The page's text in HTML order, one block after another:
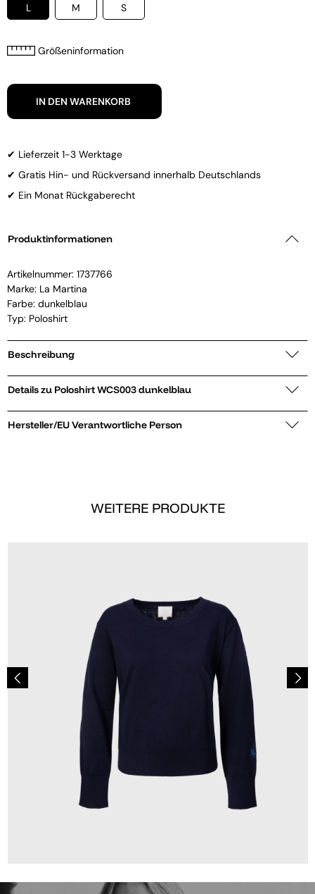
L M S
Größeninformation
IN DEN WARENKORB
✔ Lieferzeit 1-3 Werktage
✔ Gratis Hin- und Rückversand innerhalb Deutschlands
✔ Ein Monat Rückgaberecht
Produktinformationen
Artikelnummer: 1737766
Marke: La Martina
Farbe: dunkelblau
Typ: Poloshirt
Beschreibung
Details zu Poloshirt WCS003 dunkelblau
Hersteller/EU Verantwortliche Person
WEITERE PRODUKTE